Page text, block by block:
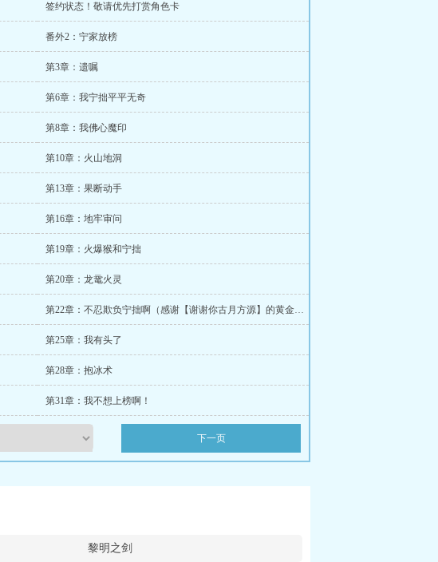
签约状态！敬请优先打赏角色卡
番外2：宁家放榜
第3章：遗嘱
第6章：我宁拙平平无奇
第8章：我佛心魔印
第10章：火山地洞
第13章：果断动手
第16章：地牢审问
第19章：火爆猴和宁拙
第20章：龙鼋火灵
第22章：不忍欺负宁拙啊（感谢【谢谢你古月方源】的黄金盟！）
第25章：我有头了
第28章：抱冰术
第31章：我不想上榜啊！
下一页
黎明之剑